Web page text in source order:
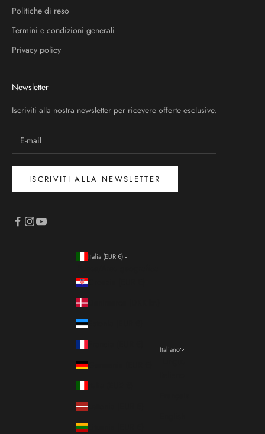
Politiche di reso
Termini e condizioni generali
Privacy policy
Newsletter
Iscriviti alla nostra newsletter per ricevere offerte esclusive.
ISCRIVITI ALLA NEWSLETTER
Italia (EUR €)
Croazia (EUR €)
Danimarca (DKK kr.)
Estonia (EUR €)
Francia (EUR €)
Germania (EUR €)
Italia (EUR €)
Lettonia (EUR €)
Lituania (EUR €)
Italiano